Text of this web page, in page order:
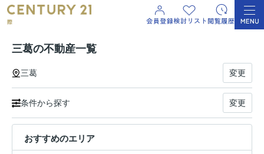
三葛の不動産一覧
三葛 変更
条件から探す 変更
おすすめのエリア